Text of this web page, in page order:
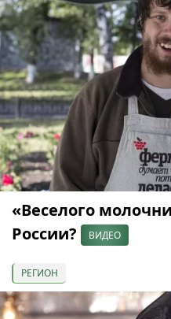
«Веселого
России?
ВИДЕО
РЕГИОН